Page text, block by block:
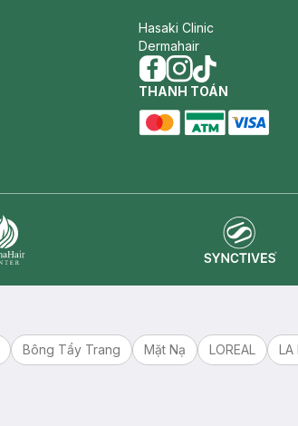
Hasaki Clinic
Dermahair
facebook
instagram
tiktok
THANH TOÁN
Bông Tẩy Trang Mặt Nạ LOREAL LA